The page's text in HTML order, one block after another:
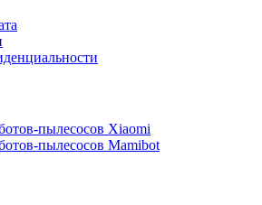
пылесосов Xiaomi
пылесосов Mamibot